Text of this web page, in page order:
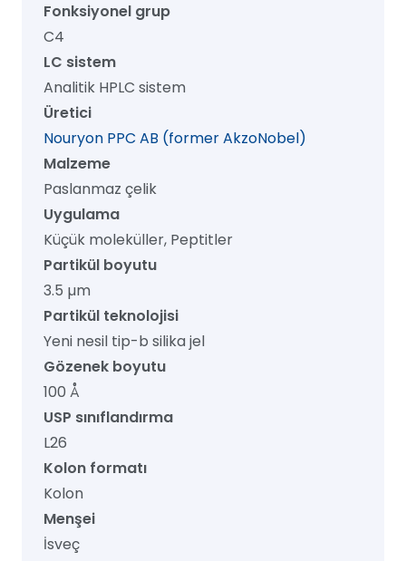
mm
mm,
1/pk
adet
Fonksiyonel grup
C4
LC sistem
Analitik HPLC sistem
Üretici
Nouryon PPC AB (former AkzoNobel)
Malzeme
Paslanmaz çelik
Uygulama
Küçük moleküller, Peptitler
Partikül boyutu
3.5 µm
Partikül teknolojisi
Yeni nesil tip-b silika jel
Gözenek boyutu
100 Å
USP sınıflandırma
L26
Kolon formatı
Kolon
Menşei
İsveç